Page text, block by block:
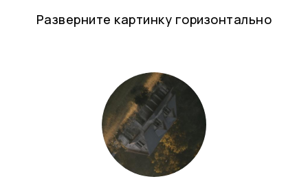
Разверните картинку горизонтально